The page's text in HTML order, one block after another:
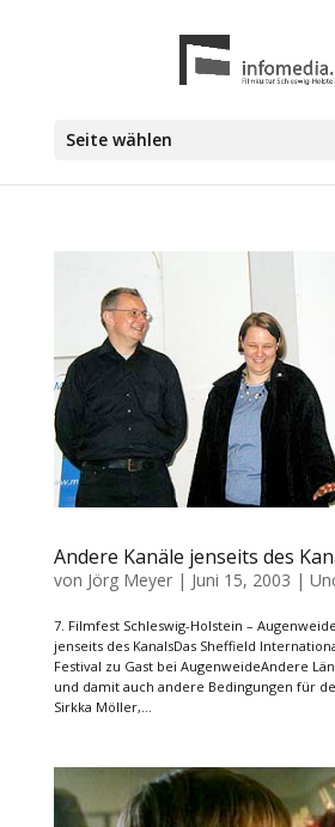
Seite wählen
Andere Kanäle jenseits des
von Jörg Meyer| Juni 15, 2003 |
7. Filmfest Schleswig-Holstein –
jenseits des KanalsDas Sheffield
Festival zu Gast bei AugenweideAndere
und damit auch andere Bedingungen für
Sirkka Möller,...